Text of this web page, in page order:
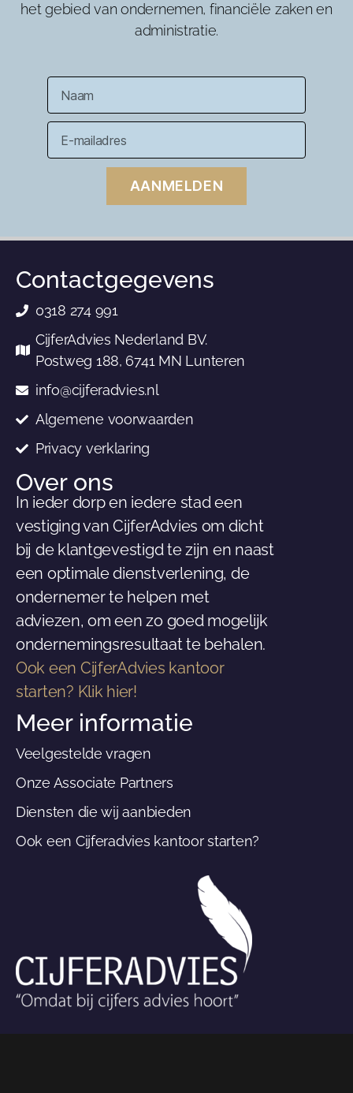
het gebied van ondernemen, financiële zaken en
administratie.
AANMELDEN
Contactgegevens
0318 274 991
CijferAdvies Nederland BV.
Postweg 188, 6741 MN Lunteren
info@cijferadvies.nl
Algemene voorwaarden
Privacy verklaring
Over ons
In ieder dorp en iedere stad een
vestiging van CijferAdvies om dicht
bij de klantgevestigd te zijn en naast
een optimale dienstverlening, de
ondernemer te helpen met
adviezen, om een zo goed mogelijk
ondernemingsresultaat te behalen.
Ook een CijferAdvies kantoor
starten? Klik hier!
Meer informatie
Veelgestelde vragen
Onze Associate Partners
Diensten die wij aanbieden
Ook een Cijferadvies kantoor starten?